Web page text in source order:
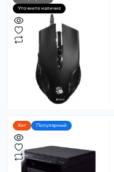
Уточните наличие
Хит Популярный